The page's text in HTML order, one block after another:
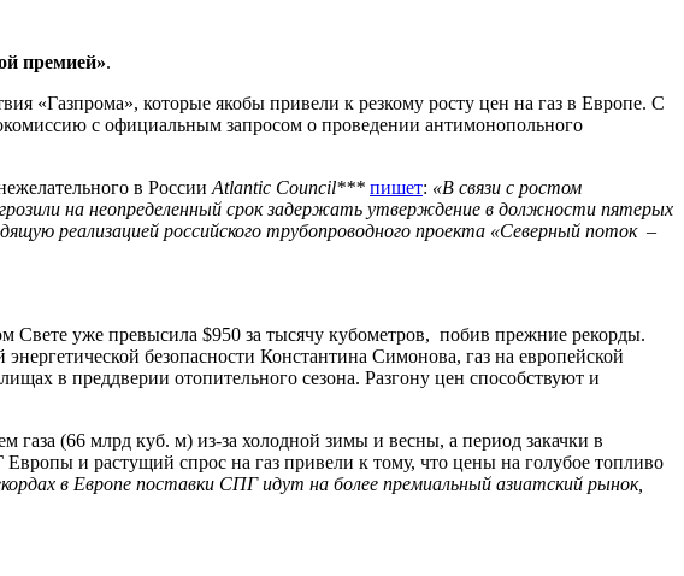
премией».
«Газпрома», которые якобы привели к резкому росту цен на газ в Европе. С
с официальным запросом о проведении антимонопольного
в России Atlantic Council*** пишет: «В связи с ростом
на неопределенный срок задержать утверждение в должности пятерых
реализацией российского трубопроводного проекта «Северный поток –
Свете уже превысила $950 за тысячу кубометров, побив прежние рекорды.
безопасности Константина Симонова, газ на европейской
в преддверии отопительного сезона. Разгону цен способствуют и
(66 млрд куб. м) из-за холодной зимы и весны, а период закачки в
и растущий спрос на газ привели к тому, что цены на голубое топливо
в Европе поставки СПГ идут на более премиальный азиатский рынок,